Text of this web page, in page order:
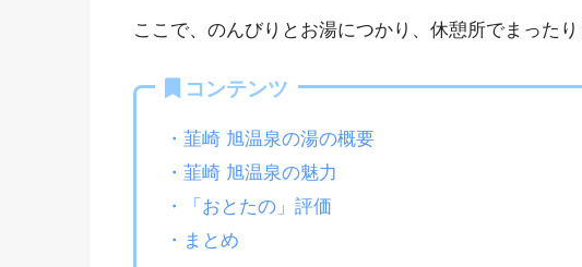
ここで、のんびりとお湯につかり、休憩所でまったり
コンテンツ
・韮崎 旭温泉の湯の概要
・韮崎 旭温泉の魅力
・「おとたの」評価
・まとめ